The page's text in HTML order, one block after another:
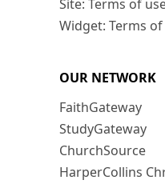
Site: Terms of
Widget: Terms
OUR NETWORK
FaithGateway
StudyGateway
ChurchSource
HarperCollins